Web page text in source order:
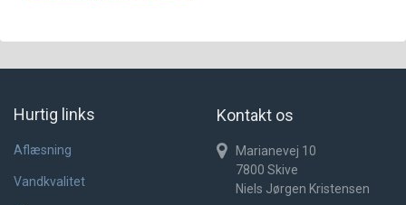
Hurtig links
Aflæsning
Vandkvalitet
Kontakt os
Marianevej 10
7800 Skive
Niels Jørgen Kristensen